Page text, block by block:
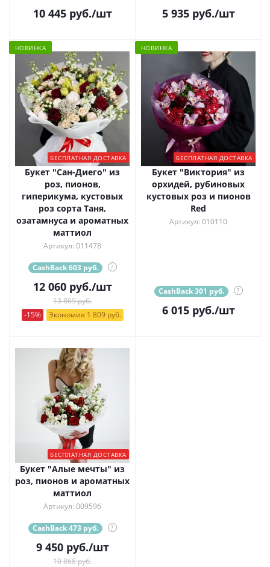
10 445руб./шт 5 935руб./шт
НОВИНКА
БЕСПЛАТНАЯ ДОСТАВКА
Букет "Сан-Диего" из
роз, пионов,
гиперикума, кустовых
роз сорта Таня,
озатамнуса и ароматных
маттиол
Артикул: 011478
CashBack 603 руб. ?
12 060руб./шт
13 869 руб.
-15%
Экономия 1 809 руб.
НОВИНКА
БЕСПЛАТНАЯ ДОСТАВКА
Букет "Виктория" из
орхидей, рубиновых
кустовых роз и пионов
Red
Артикул: 010110
CashBack 301 руб. ?
6 015руб./шт
БЕСПЛАТНАЯ ДОСТАВКА
Букет "Алые мечты" из
роз, пионов и ароматных
маттиол
Артикул: 009596
CashBack 473 руб. ?
9 450руб./шт
10 868 руб.